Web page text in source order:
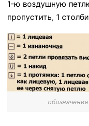
1-ю воздушную
пропустить, 1
обозначения